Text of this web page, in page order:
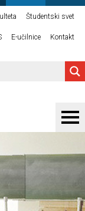
Študentski svet
E-učilnice Kontakt